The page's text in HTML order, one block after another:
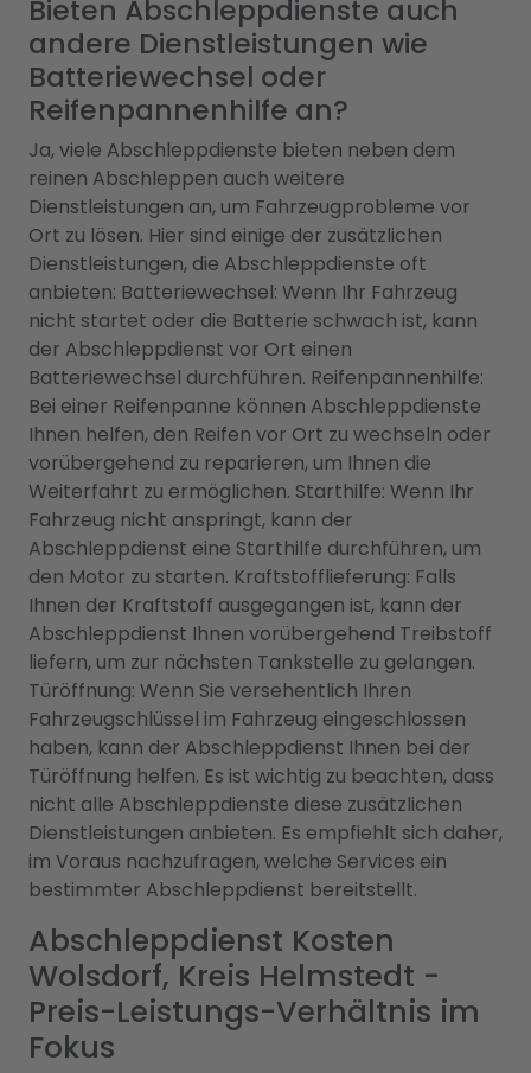
Bieten Abschleppdienste auch
andere Dienstleistungen wie
Batteriewechsel oder
Reifenpannenhilfe an?
Ja, viele Abschleppdienste bieten neben dem
reinen Abschleppen auch weitere
Dienstleistungen an, um Fahrzeugprobleme vor
Ort zu lösen. Hier sind einige der zusätzlichen
Dienstleistungen, die Abschleppdienste oft
anbieten: Batteriewechsel: Wenn Ihr Fahrzeug
nicht startet oder die Batterie schwach ist, kann
der Abschleppdienst vor Ort einen
Batteriewechsel durchführen. Reifenpannenhilfe:
Bei einer Reifenpanne können Abschleppdienste
Ihnen helfen, den Reifen vor Ort zu wechseln oder
vorübergehend zu reparieren, um Ihnen die
Weiterfahrt zu ermöglichen. Starthilfe: Wenn Ihr
Fahrzeug nicht anspringt, kann der
Abschleppdienst eine Starthilfe durchführen, um
den Motor zu starten. Kraftstofflieferung: Falls
Ihnen der Kraftstoff ausgegangen ist, kann der
Abschleppdienst Ihnen vorübergehend Treibstoff
liefern, um zur nächsten Tankstelle zu gelangen.
Türöffnung: Wenn Sie versehentlich Ihren
Fahrzeugschlüssel im Fahrzeug eingeschlossen
haben, kann der Abschleppdienst Ihnen bei der
Türöffnung helfen. Es ist wichtig zu beachten, dass
nicht alle Abschleppdienste diese zusätzlichen
Dienstleistungen anbieten. Es empfiehlt sich daher,
im Voraus nachzufragen, welche Services ein
bestimmter Abschleppdienst bereitstellt.
Abschleppdienst Kosten
Wolsdorf, Kreis Helmstedt -
Preis-Leistungs-Verhältnis im
Fokus